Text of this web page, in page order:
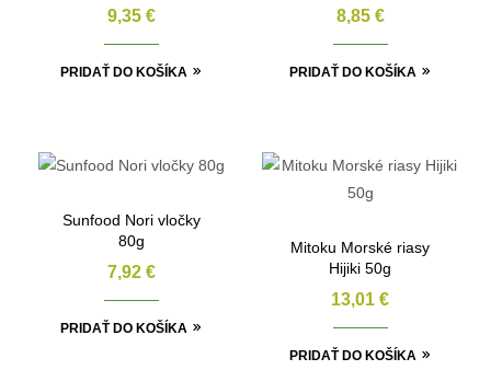
9,35 €
PRIDAŤ DO KOŠÍKA
8,85 €
PRIDAŤ DO KOŠÍKA
Sunfood Nori vločky
80g
7,92 €
PRIDAŤ DO KOŠÍKA
Mitoku Morské riasy
Hijiki 50g
13,01 €
PRIDAŤ DO KOŠÍKA